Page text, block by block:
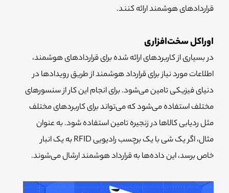
قراردادهای هوشمند ارائه کنند.
اوراکل سخت‌افزاری
در بسیاری از کاربردهای ارائه شده برای قراردادهای هوشمند،
اطلاعات مورد نیاز برای قرارداد هوشمند از طریق رویدادها در
دنیای فیزیکی تامین می‌شود. برای انجام این کار از سنسورهای
مختلف استفاده می‌شود که می‌تواند برای کاربردهای مختلف
مثل ردیابی کالاها در زنجیره تامین استفاده شود. به عنوان
مثال، اگر یک شی با یک برچسب رادیویی RFID به یک انبار
خاص برسد، این داده‌ها به قرارداد هوشمند ارشال می‌شوند.